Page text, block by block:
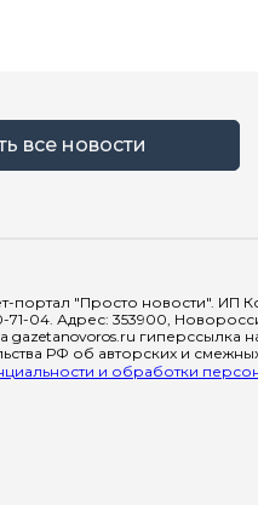
все новости
портал "Просто новости". ИП
71-04. Адрес: 353900,
gazetanovoros.ru гиперссылка
РФ об авторских и
и обработки